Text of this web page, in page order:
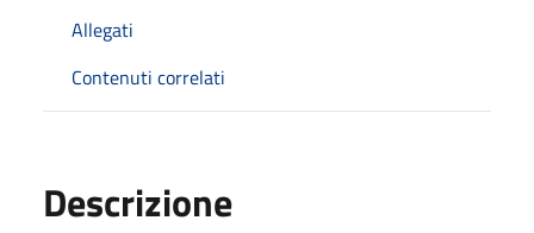
Allegati
Contenuti correlati
Descrizione